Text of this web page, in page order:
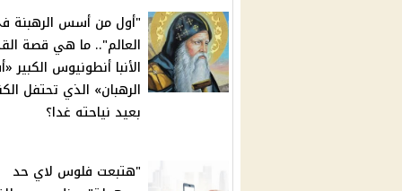
"أول من أسس الرهبنة
العالم".. ما هي قصة
الأنبا أنطونيوس الكبير
الرهبان» الذي تحتفل
بعيد نياحته غدا؟
"هتبعت فلوس لاي حد